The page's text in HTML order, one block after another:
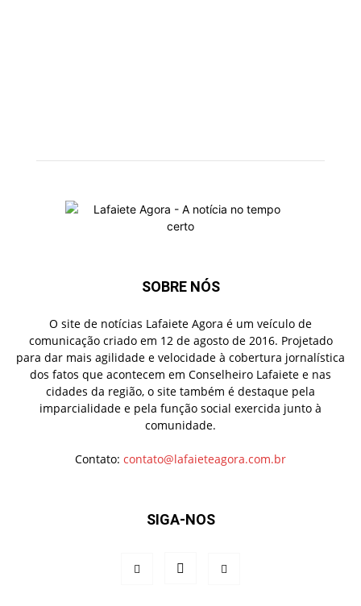
SOBRE NÓS
O site de notícias Lafaiete Agora é um veículo de
comunicação criado em 12 de agosto de 2016. Projetado
para dar mais agilidade e velocidade à cobertura jornalística
dos fatos que acontecem em Conselheiro Lafaiete e nas
cidades da região, o site também é destaque pela
imparcialidade e pela função social exercida junto à
comunidade.
Contato: contato@lafaieteagora.com.br
SIGA-NOS